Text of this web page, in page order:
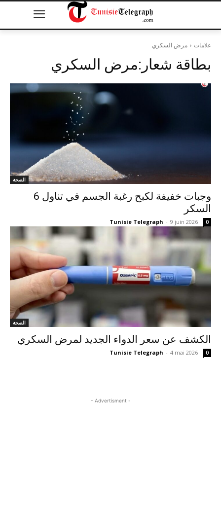
علامات مرض السكري
بطاقة شعار:مرض السكري
الصحة
6 وجبات خفيفة لكبح رغبة الجسم في تناول
السكر
Tunisie Telegraph - 9 juin 2026 0
الصحة
الكشف عن سعر الدواء الجديد لمرض السكري
Tunisie Telegraph - 4 mai 2026 0
- Advertisment -